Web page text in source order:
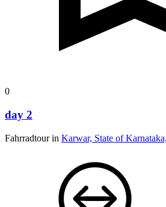
0
day 2
Fahrradtour in Karwar, State of